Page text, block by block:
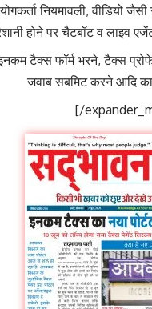
नियमावली, वीडियो
होने पर चैटबॉट व लाइव
इनकम टैक्स फॉर्म भरने, टैक्स
जवाब सबमिट करने आदि
[/